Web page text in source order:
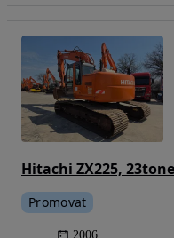
Promovat
2006